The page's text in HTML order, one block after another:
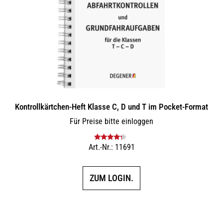
Kontrollkärtchen-Heft Klasse C, D und T im Pocket-Format
Für Preise bitte einloggen
Bewertet
Art.-Nr.: 11691
ZUM LOGIN.